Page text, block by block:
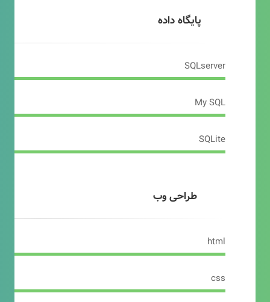
پایگاه داده
SQLserver
My SQL
SQLite
طراحی وب
html
css